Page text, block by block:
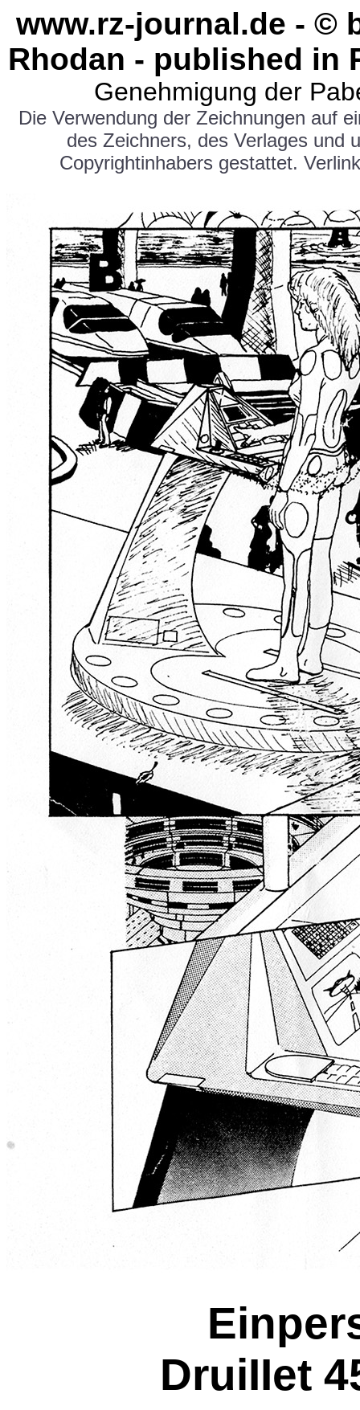
www.rz-journal.de - ©
Rhodan - published in
Genehmigung der
Die Verwendung der Zeichnungen auf
des Zeichners, des Verlages und
Copyrightinhabers gestattet.
DruiIIet